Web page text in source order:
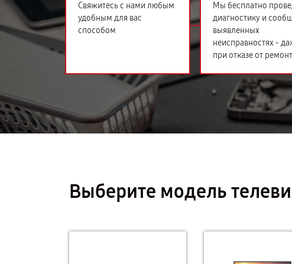
Свяжитесь с нами любым
удобным для вас
способом
Мы бесплатно
диагностику и
выявленных
неисправностях -
при отказе от
Выберите модель